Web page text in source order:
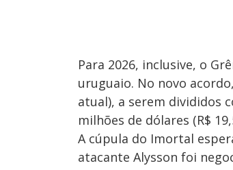
Para 2026, inclusive, o
uruguaio. No novo
atual), a serem divididos
milhões de dólares (R$
A cúpula do Imortal
atacante Alysson foi